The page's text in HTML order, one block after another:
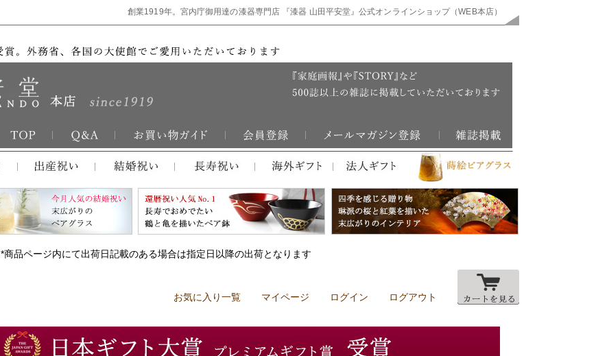
創業1919年。宮内庁御用達の漆器専門店 『漆器 山田平安堂』公式オンラインショップ（WEB本店）
*商品ページ内にて出荷日記載のある場合は指定日以降の出荷となります
お気に入り一覧 マイページ ログイン ログアウト